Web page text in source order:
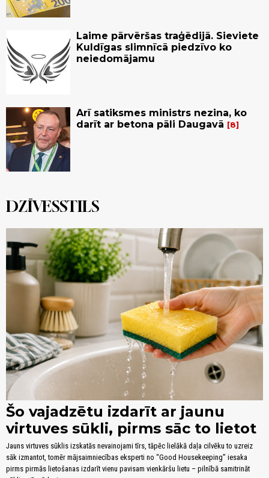
Laime pārvēršas traģēdijā. Sieviete
Kuldīgas slimnīcā piedzīvo ko
neiedomājamu
Arī satiksmes ministrs nezina, ko
darīt ar betona pāli Daugavā
8
DZĪVESSTILS
Šo vajadzētu izdarīt ar jaunu
virtuves sūkli, pirms sāc to lietot
Jauns virtuves sūklis izskatās nevainojami tīrs, tāpēc lielākā daļa cilvēku to uzreiz
sāk izmantot, tomēr mājsaimniecības eksperti no “Good Housekeeping” iesaka
pirms pirmās lietošanas izdarīt vienu pavisam vienkāršu lietu – pilnībā samitrināt